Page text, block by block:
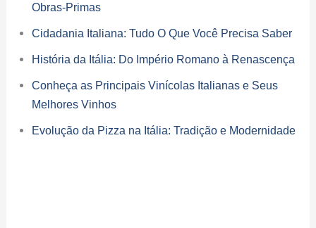
Obras-Primas
Cidadania Italiana: Tudo O Que Você Precisa Saber
História da Itália: Do Império Romano à Renascença
Conheça as Principais Vinícolas Italianas e Seus
Melhores Vinhos
Evolução da Pizza na Itália: Tradição e Modernidade